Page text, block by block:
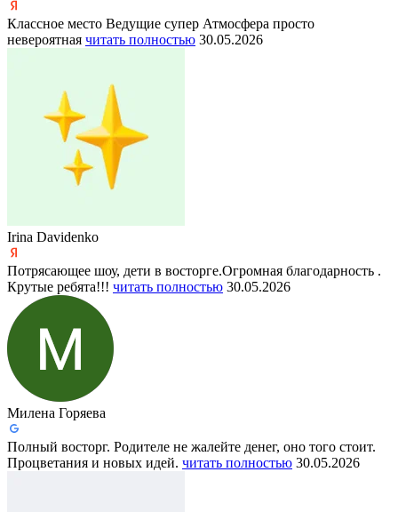
Классное место Ведущие супер Атмосфера просто
невероятная читать полностью 30.05.2026
Irina Davidenko
Потрясающее шоу, дети в восторге.Огромная благодарность .
Крутые ребята!!! читать полностью 30.05.2026
Милена Горяева
Полный восторг. Родителе не жалейте денег, оно того стоит.
Процветания и новых идей. читать полностью 30.05.2026